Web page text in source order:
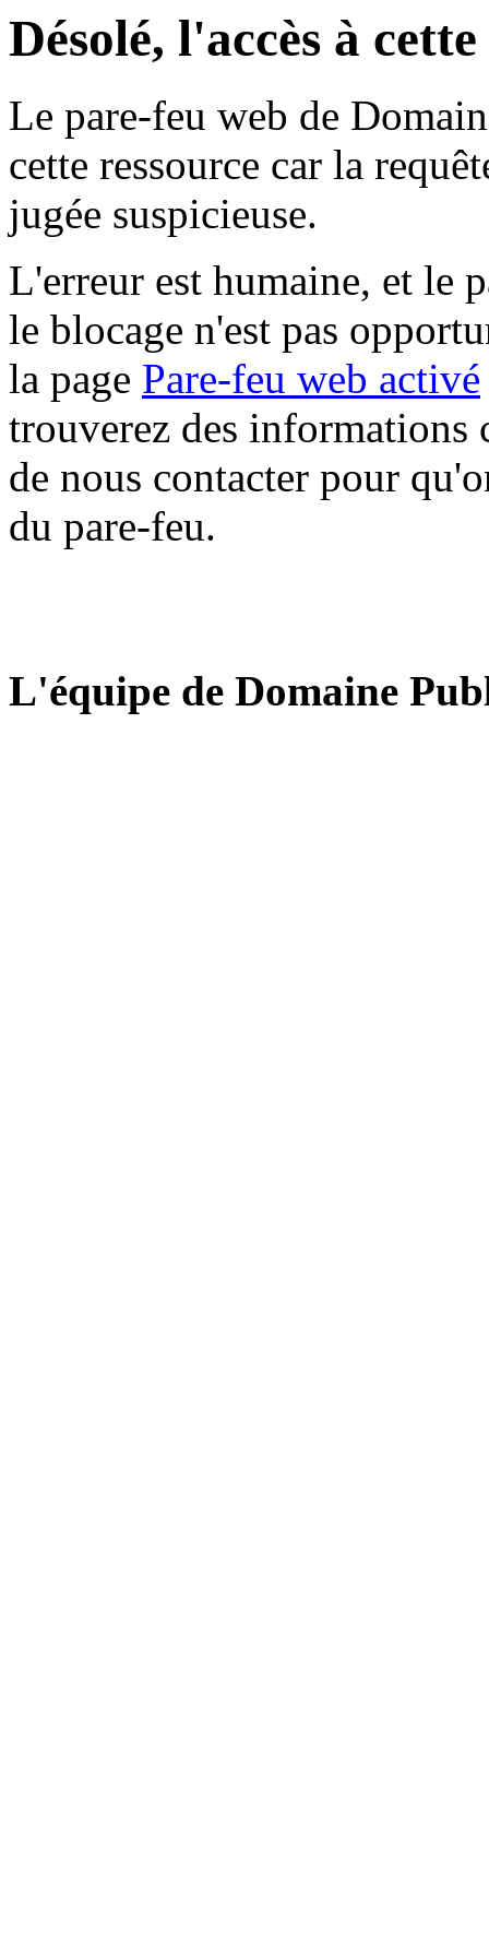
Désolé, l'accès à
Le pare-feu web de
cette ressource car la
jugée suspicieuse.
L'erreur est humaine, et le
le blocage n'est pas
la page Pare-feu web activé
trouverez des informations
de nous contacter pour
du pare-feu.
L'équipe de Domaine